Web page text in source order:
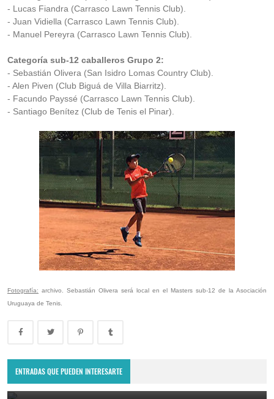
- Lucas Fiandra (Carrasco Lawn Tennis Club).
- Juan Vidiella (Carrasco Lawn Tennis Club).
- Manuel Pereyra (Carrasco Lawn Tennis Club).
Categoría sub-12 caballeros Grupo 2:
- Sebastián Olivera (San Isidro Lomas Country Club).
- Alen Piven (Club Biguá de Villa Biarritz).
- Facundo Payssé (Carrasco Lawn Tennis Club).
- Santiago Benítez (Club de Tenis el Pinar).
Fotografía: archivo. Sebastián Olivera será local en el Masters sub-12 de la Asociación
Uruguaya de Tenis.
ENTRADAS QUE PUEDEN INTERESARTE
Copa Davis 2024: Uruguay enfrentará a Bolivia como visitante por
el Grupo Mundial II
February 10, 2024